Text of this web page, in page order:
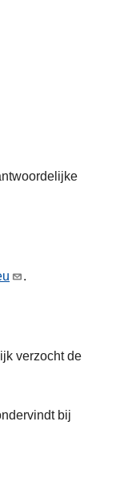
.
verzocht de
bij